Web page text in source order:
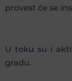
provest će se
U toku su i
gradu.